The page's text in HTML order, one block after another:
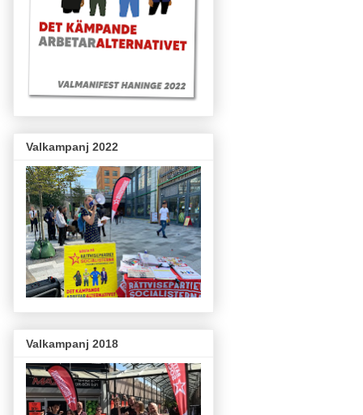
Valkampanj 2022
Valkampanj 2018